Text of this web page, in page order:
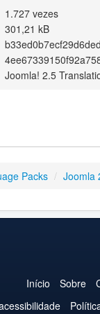
1.727 vezes
301,21 kB
Joomla! 2.5
Packs / Joomla
Início Sobre